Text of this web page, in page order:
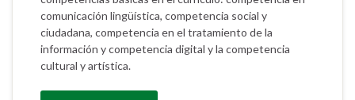
comunicación lingüística, competencia social y
ciudadana, competencia en el tratamiento de la
información y competencia digital y la competencia
cultural y artística.